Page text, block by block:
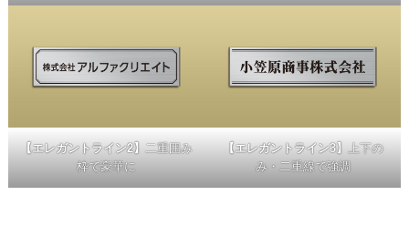
【エレガントライン2】二重囲み
枠で豪華に
【エレガントライン3】 上下の
み・二重線で強調